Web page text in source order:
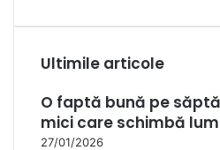
Ultimile articole
O faptă bună pe
mici care schimbă
27/01/2026